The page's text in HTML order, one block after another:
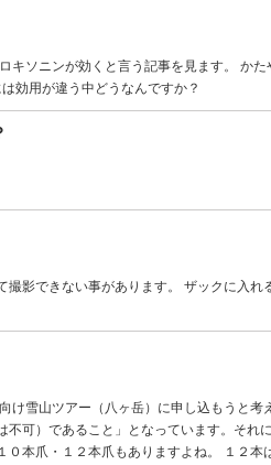
キソニンが効くと言う記事を見ます。 かた
効用が違う中どうなんですか？
影できない事があります。 ザックに入れ
け雪山ツアー（八ヶ岳）に申し込もうと考
可）であること」となっています。それ
０本爪・１２本爪もありますよね。 １２本